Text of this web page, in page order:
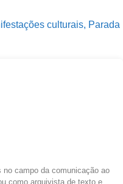
culturais, Parada
no campo da comunicação ao
como arquivista de texto e